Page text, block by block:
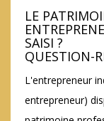
LE
SAISI ?
QUESTION-
L'entrepreneur
entrepreneur)